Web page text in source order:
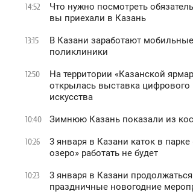
14:52
Что нужно посмотреть
вы приехали в Казань
13:15
В Казани заработают мобильные
поликлиники
12:50
На территории «Казанской
открылась выставка цифрового
искусства
10:40 Зимнюю Казань показали из
10:26
3 января в Казани каток в парке
oзеро» работать не будет
10:23
3 января в Казани продолжаться
праздничные новогодние